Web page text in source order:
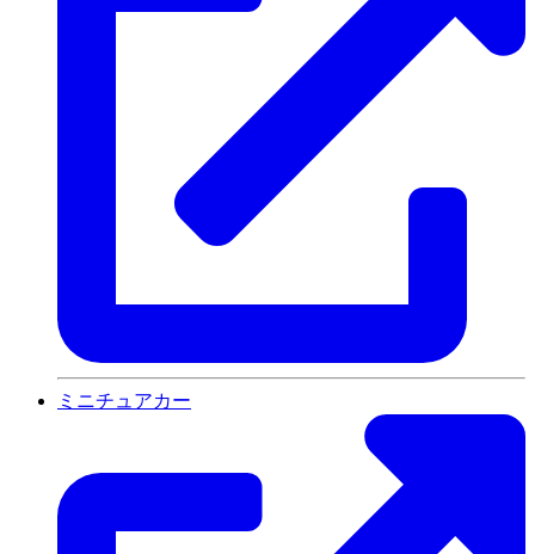
ミニチュアカー